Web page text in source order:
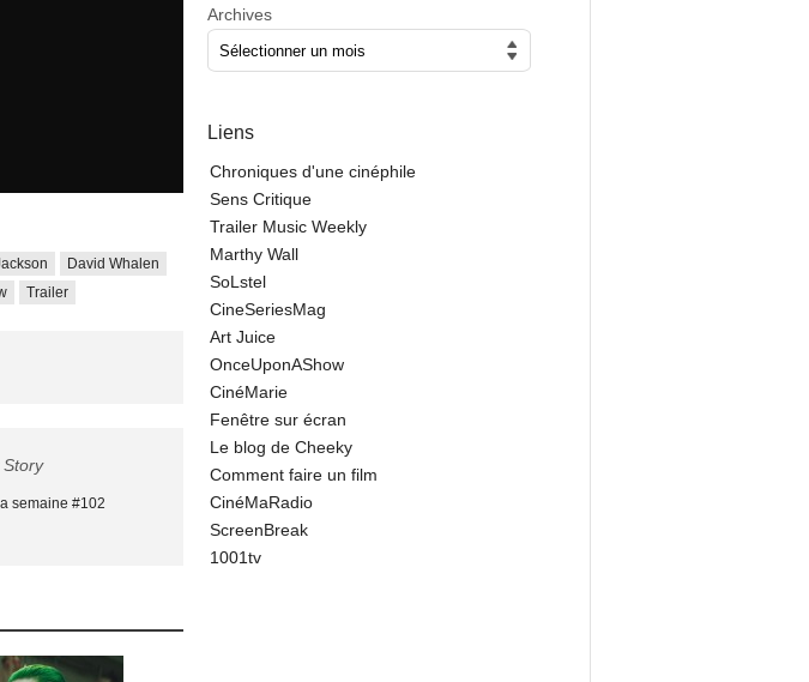
David Whalen
Trailer
semaine #102
Archives
Liens
Chroniques d'une cinéphile
Sens Critique
Trailer Music Weekly
Marthy Wall
SoLstel
CineSeriesMag
Art Juice
OnceUponAShow
CinéMarie
Fenêtre sur écran
Le blog de Cheeky
Comment faire un film
CinéMaRadio
ScreenBreak
1001tv